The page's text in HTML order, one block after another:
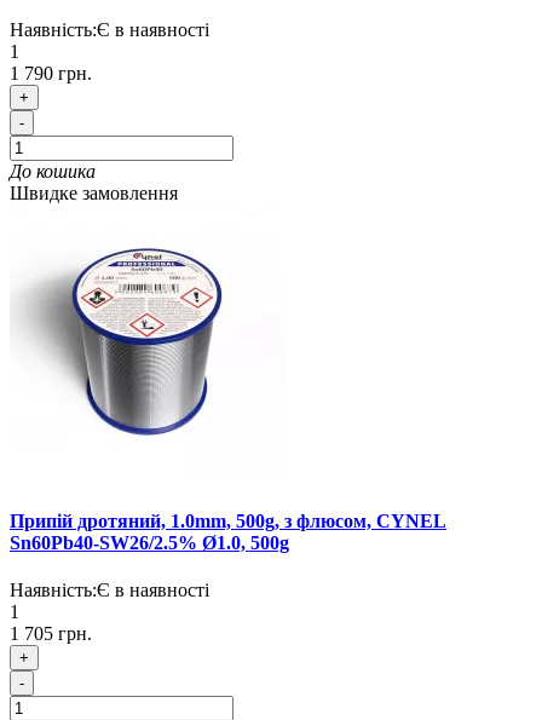
Наявність:Є в наявності
1
1 790 грн.
+
-
До кошика
Швидке замовлення
Припій дротяний, 1.0mm, 500g, з флюсом, CYNEL
Sn60Pb40-SW26/2.5% Ø1.0, 500g
Наявність:Є в наявності
1
1 705 грн.
+
-